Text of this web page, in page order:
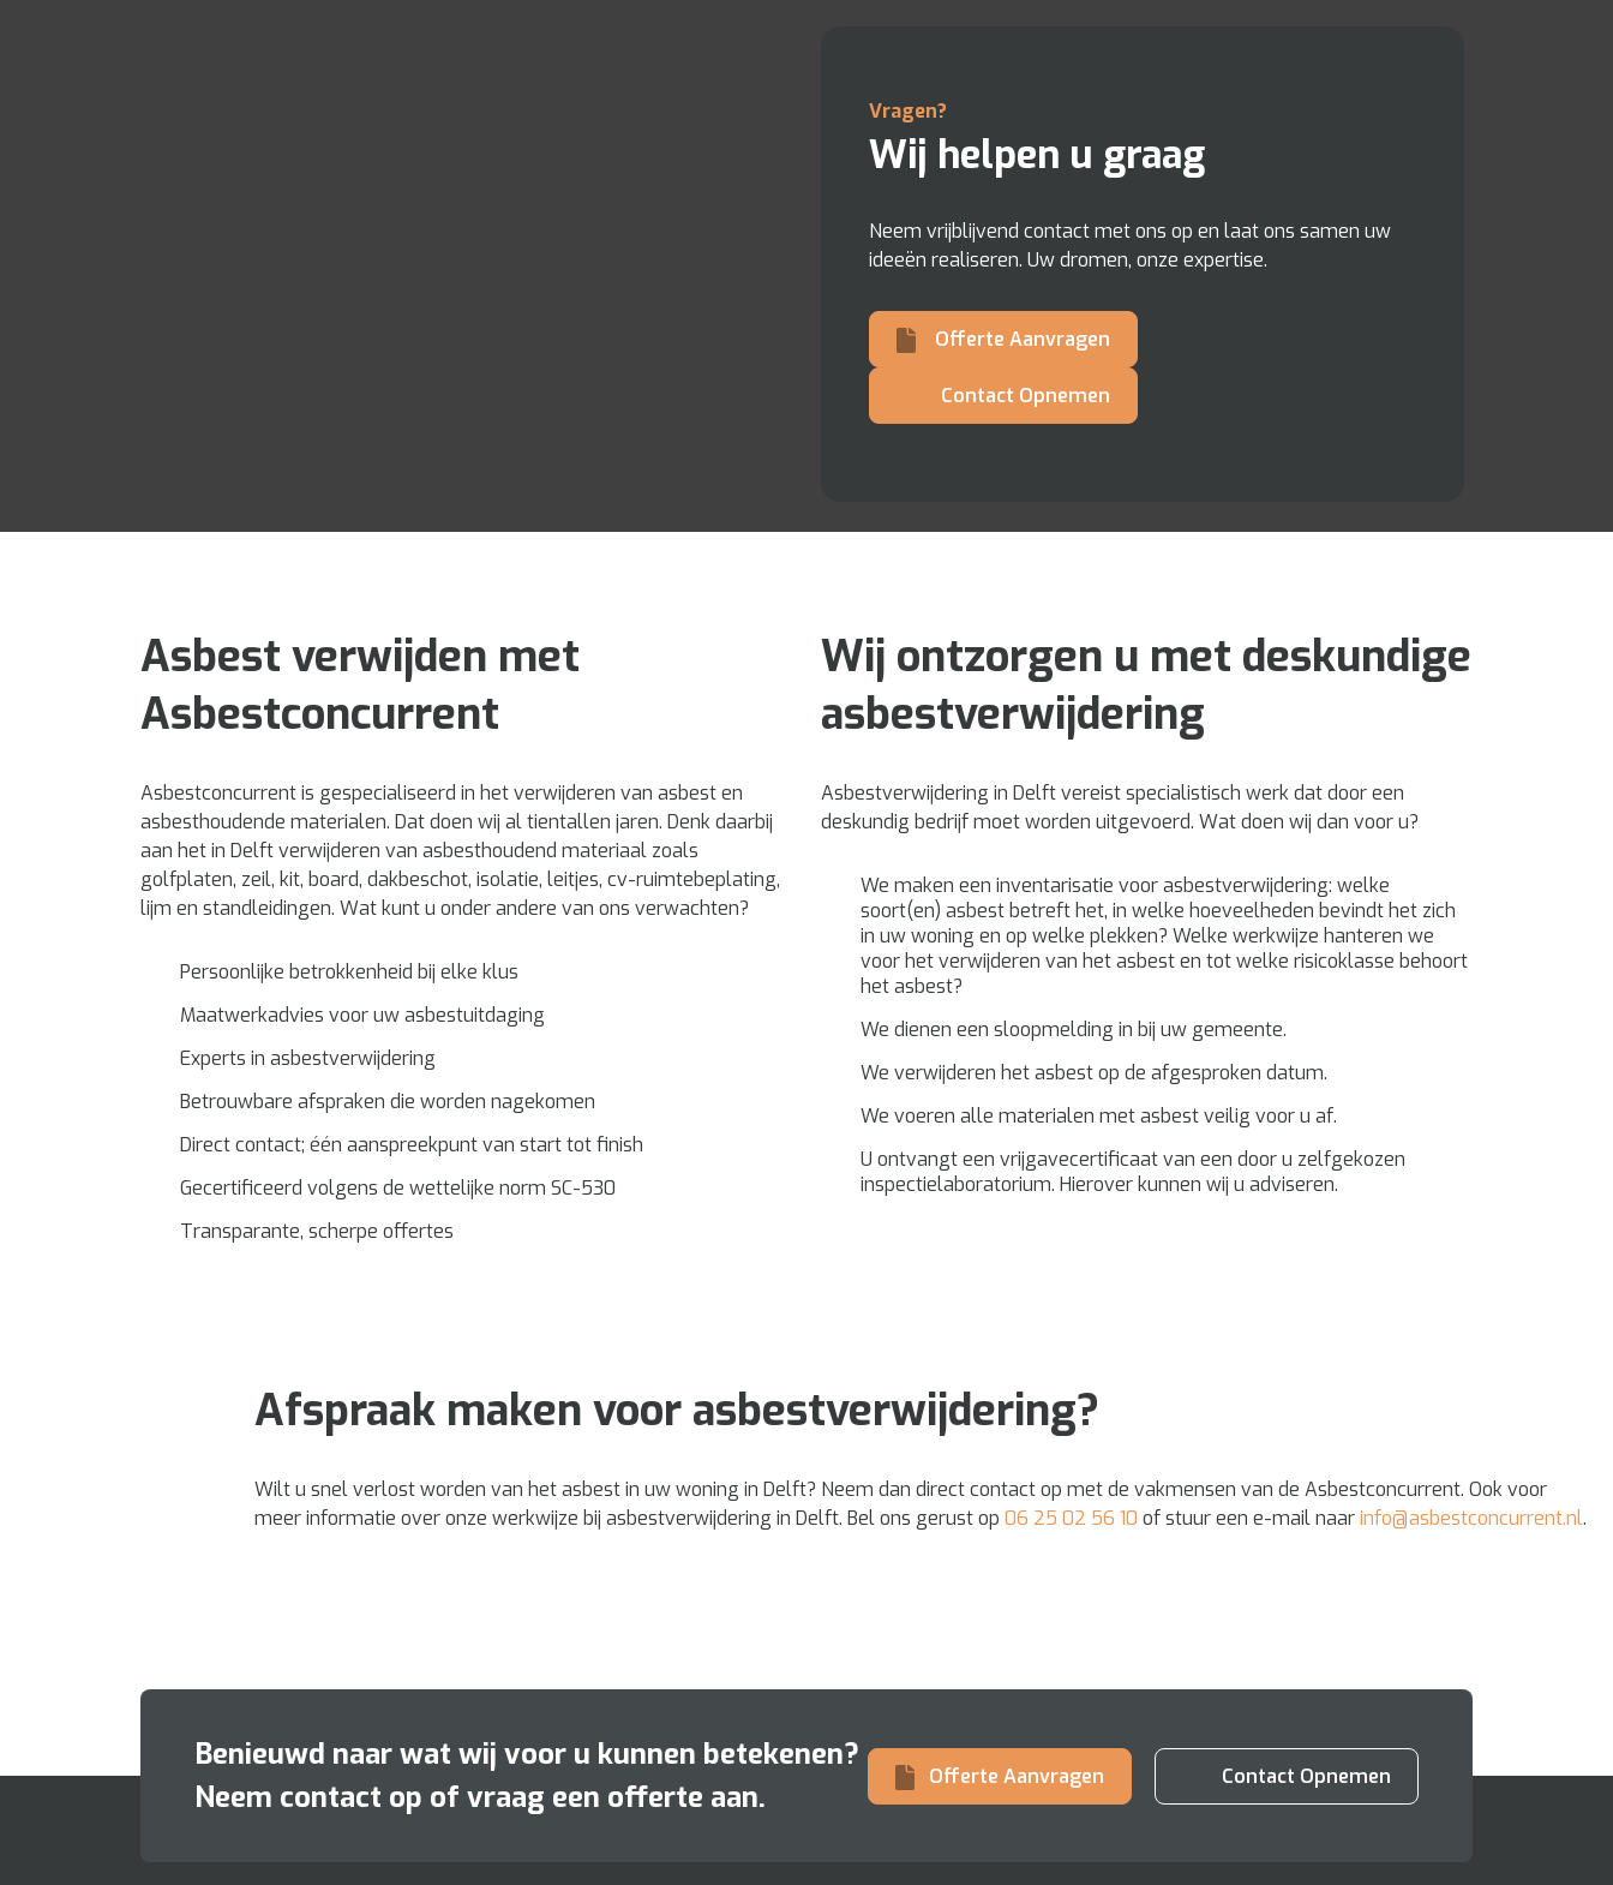
Vragen?
Wij helpen u graag
Neem vrijblijvend contact met ons op en laat ons samen uw
ideeën realiseren. Uw dromen, onze expertise.
Offerte Aanvragen
Contact Opnemen
Asbest verwijden met
Asbestconcurrent
Asbestconcurrent is gespecialiseerd in het verwijderen van asbest en
asbesthoudende materialen. Dat doen wij al tientallen jaren. Denk daarbij
aan het in Delft verwijderen van asbesthoudend materiaal zoals
golfplaten, zeil, kit, board, dakbeschot, isolatie, leitjes, cv-ruimtebeplating,
lijm en standleidingen. Wat kunt u onder andere van ons verwachten?
Persoonlijke betrokkenheid bij elke klus
Maatwerkadvies voor uw asbestuitdaging
Experts in asbestverwijdering
Betrouwbare afspraken die worden nagekomen
Direct contact; één aanspreekpunt van start tot finish
Gecertificeerd volgens de wettelijke norm SC-530
Transparante, scherpe offertes
Wij ontzorgen u met deskundige
asbestverwijdering
Asbestverwijdering in Delft vereist specialistisch werk dat door een
deskundig bedrijf moet worden uitgevoerd. Wat doen wij dan voor u?
We maken een inventarisatie voor asbestverwijdering: welke
soort(en) asbest betreft het, in welke hoeveelheden bevindt het zich
in uw woning en op welke plekken? Welke werkwijze hanteren we
voor het verwijderen van het asbest en tot welke risicoklasse behoort
het asbest?
We dienen een sloopmelding in bij uw gemeente.
We verwijderen het asbest op de afgesproken datum.
We voeren alle materialen met asbest veilig voor u af.
U ontvangt een vrijgavecertificaat van een door u zelfgekozen
inspectielaboratorium. Hierover kunnen wij u adviseren.
Afspraak maken voor asbestverwijdering?
Wilt u snel verlost worden van het asbest in uw woning in Delft? Neem dan direct contact op met de vakmensen van de Asbestconcurrent. Ook voor
meer informatie over onze werkwijze bij asbestverwijdering in Delft. Bel ons gerust op 06 25 02 56 10 of stuur een e-mail naarinfo@asbestconcurrent.nl.
Benieuwd naar wat wij voor u kunnen betekenen?
Neem contact op of vraag een offerte aan.
Offerte Aanvragen Contact Opnemen